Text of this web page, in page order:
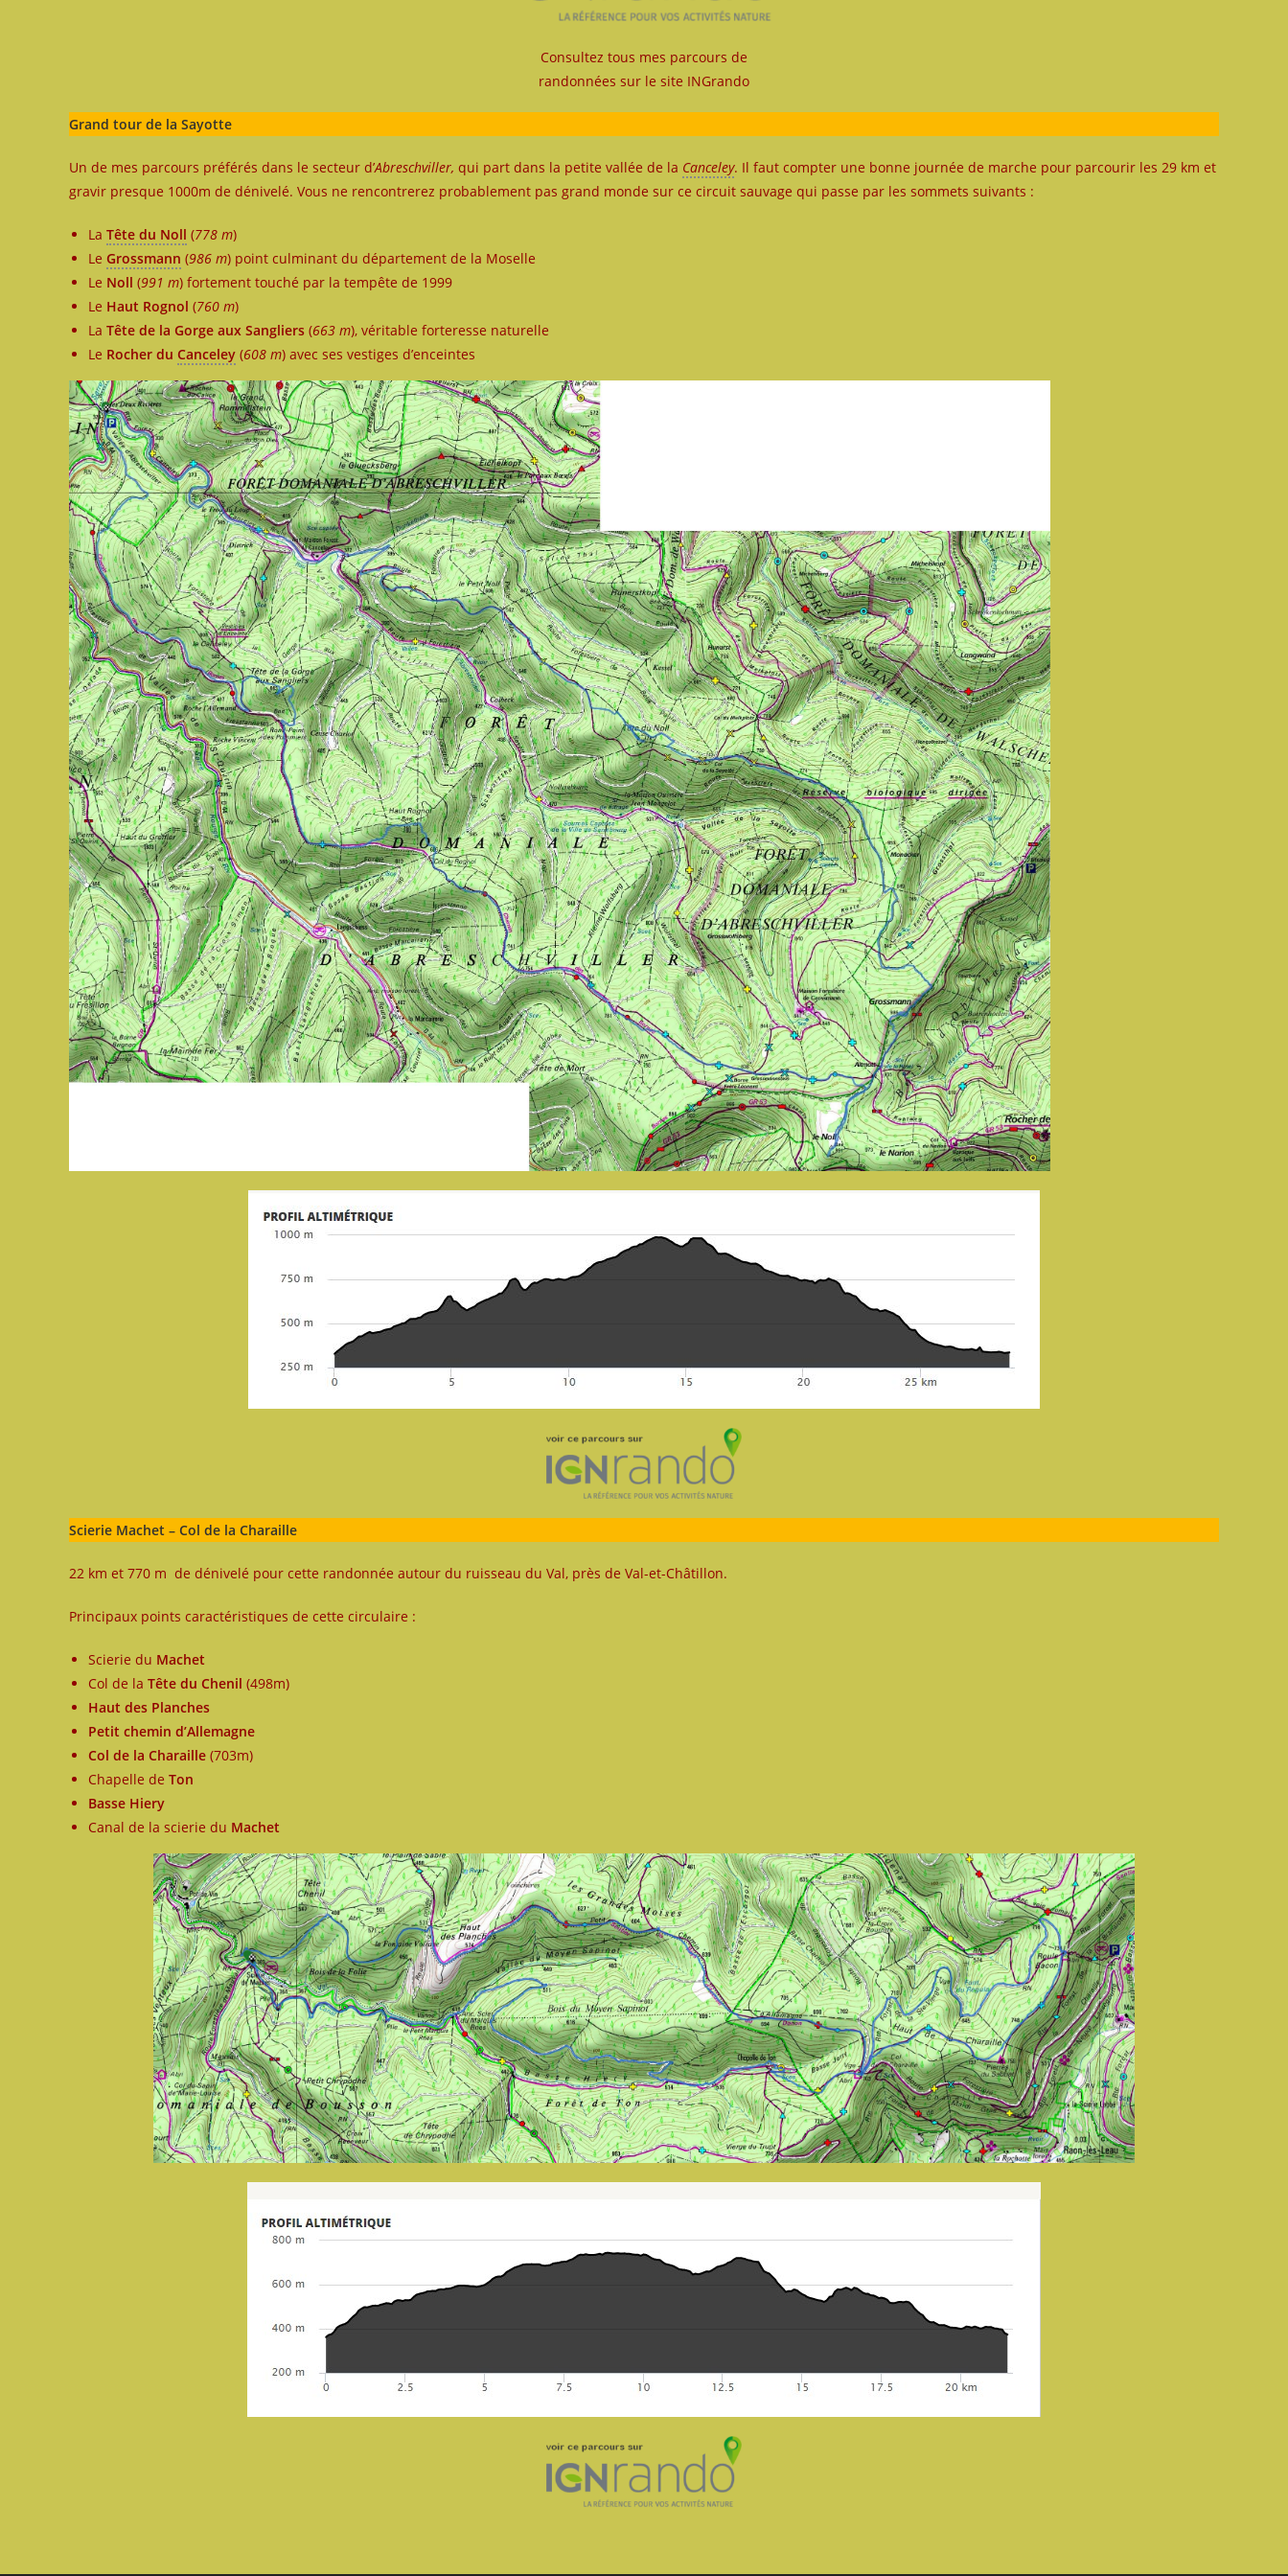
Consultez tous mes parcours de
randonnées sur le site INGrando
Grand tour de la Sayotte
Un de mes parcours préférés dans le secteur d’Abreschviller, qui part dans la petite vallée de la Canceley. Il faut compter une bonne journée de marche pour parcourir les 29 km et
gravir presque 1000m de dénivelé. Vous ne rencontrerez probablement pas grand monde sur ce circuit sauvage qui passe par les sommets suivants :
La Tête du Noll (778 m)
Le Grossmann (986 m) point culminant du département de la Moselle
Le Noll (991 m) fortement touché par la tempête de 1999
Le Haut Rognol (760 m)
La Tête de la Gorge aux Sangliers (663 m), véritable forteresse naturelle
Le Rocher du Canceley (608 m) avec ses vestiges d’enceintes
Scierie Machet – Col de la Charaille
22 km et 770 m de dénivelé pour cette randonnée autour du ruisseau du Val, près de Val-et-Châtillon.
Principaux points caractéristiques de cette circulaire :
Scierie du Machet
Col de la Tête du Chenil (498m)
Haut des Planches
Petit chemin d’Allemagne
Col de la Charaille (703m)
Chapelle de Ton
Basse Hiery
Canal de la scierie du Machet